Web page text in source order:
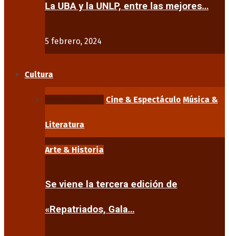
La UBA y la UNLP, entre las mejores…
5 febrero, 2024
Cultura
Cine & Espectáculo Música &
Literatura
Arte & Historia
Se viene la tercera edición de
«Repatriados, Gala…